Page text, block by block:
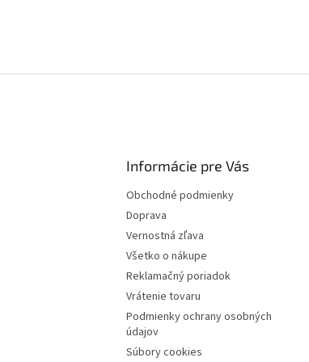
Informácie pre Vás
Obchodné podmienky
Doprava
Vernostná zľava
Všetko o nákupe
Reklamačný poriadok
Vrátenie tovaru
Podmienky ochrany osobných
údajov
Súbory cookies